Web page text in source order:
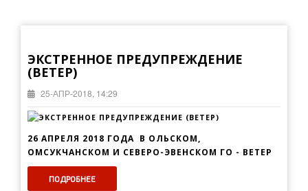
ЭКСТРЕННОЕ ПРЕДУПРЕЖДЕНИЕ
(ВЕТЕР)
25-АПР-2018, 14:29
26 АПРЕЛЯ 2018 ГОДА В ОЛЬСКОМ,
ОМСУКЧАНСКОМ И СЕВЕРО-ЭВЕНСКОМ ГО - ВЕТЕР
ПОДРОБНЕЕ